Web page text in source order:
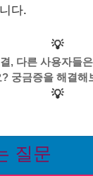
다.
💡
, 다른 사용자들
? 궁금증을 해결해
💡
질문